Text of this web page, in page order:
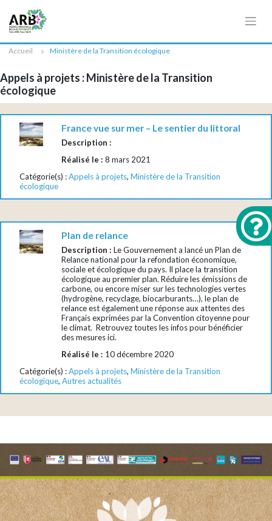
Accueil Ministère de la Transition écologique
Appels à projets : Ministère de la Transition
écologique
France vue sur mer – Le sentier du littoral
Description :
Réalisé le : 8 mars 2021
Catégorie(s) :Appels à projets, Ministère de la Transition
écologique
Plan de relance
Description : Le Gouvernement a lancé un Plan de
Relance national pour la refondation économique,
sociale et écologique du pays. Il place la transition
écologique au premier plan. Réduire les émissions de
carbone, ou encore miser sur les technologies vertes
(hydrogène, recyclage, biocarburants…), le plan de
relance est également une réponse aux attentes des
Français exprimées par la Convention citoyenne pour
le climat. Retrouvez toutes les infos pour bénéficier
des mesures ici.
Réalisé le : 10 décembre 2020
Catégorie(s) :Appels à projets, Ministère de la Transition
écologique, Autres actualités